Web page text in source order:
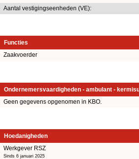
Aantal vestigingseenheden (VE):
Functies
Zaakvoerder
Ondernemersvaardigheden - ambulant -
Geen gegevens opgenomen in KBO.
Hoedanigheden
Werkgever RSZ
Sinds 6 januari 2025